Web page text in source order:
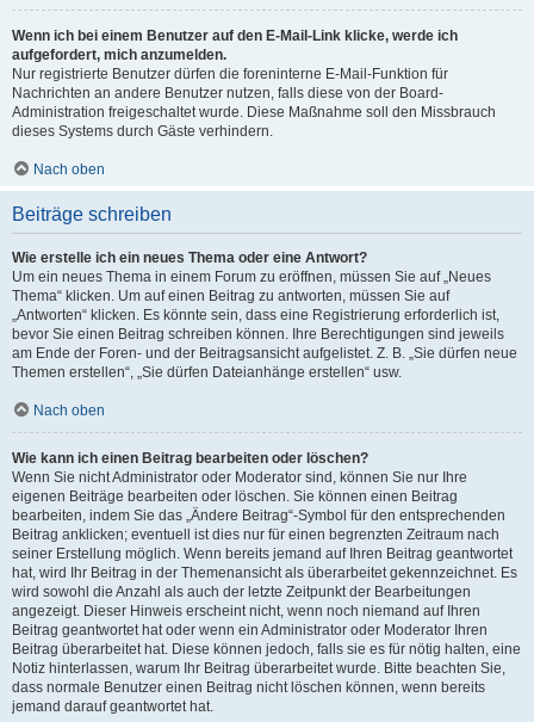
Wenn ich bei einem Benutzer auf den E-Mail-Link klicke, werde ich
aufgefordert, mich anzumelden.
Nur registrierte Benutzer dürfen die foreninterne E-Mail-Funktion für
Nachrichten an andere Benutzer nutzen, falls diese von der Board-
Administration freigeschaltet wurde. Diese Maßnahme soll den Missbrauch
dieses Systems durch Gäste verhindern.
Nach oben
Beiträge schreiben
Wie erstelle ich ein neues Thema oder eine Antwort?
Um ein neues Thema in einem Forum zu eröffnen, müssen Sie auf „Neues
Thema“ klicken. Um auf einen Beitrag zu antworten, müssen Sie auf
„Antworten“ klicken. Es könnte sein, dass eine Registrierung erforderlich ist,
bevor Sie einen Beitrag schreiben können. Ihre Berechtigungen sind jeweils
am Ende der Foren- und der Beitragsansicht aufgelistet. Z. B. „Sie dürfen neue
Themen erstellen“, „Sie dürfen Dateianhänge erstellen“ usw.
Nach oben
Wie kann ich einen Beitrag bearbeiten oder löschen?
Wenn Sie nicht Administrator oder Moderator sind, können Sie nur Ihre
eigenen Beiträge bearbeiten oder löschen. Sie können einen Beitrag
bearbeiten, indem Sie das „Ändere Beitrag“-Symbol für den entsprechenden
Beitrag anklicken; eventuell ist dies nur für einen begrenzten Zeitraum nach
seiner Erstellung möglich. Wenn bereits jemand auf Ihren Beitrag geantwortet
hat, wird Ihr Beitrag in der Themenansicht als überarbeitet gekennzeichnet. Es
wird sowohl die Anzahl als auch der letzte Zeitpunkt der Bearbeitungen
angezeigt. Dieser Hinweis erscheint nicht, wenn noch niemand auf Ihren
Beitrag geantwortet hat oder wenn ein Administrator oder Moderator Ihren
Beitrag überarbeitet hat. Diese können jedoch, falls sie es für nötig halten, eine
Notiz hinterlassen, warum Ihr Beitrag überarbeitet wurde. Bitte beachten Sie,
dass normale Benutzer einen Beitrag nicht löschen können, wenn bereits
jemand darauf geantwortet hat.